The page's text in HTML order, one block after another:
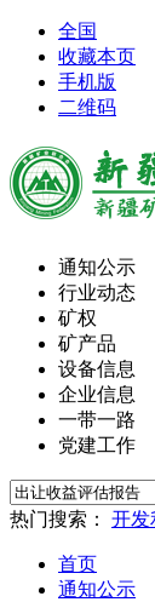
全国
收藏本页
手机版
二维码
通知公示
行业动态
矿权
矿产品
设备信息
企业信息
一带一路
党建工作
热门搜索： 开发
首页
通知公示